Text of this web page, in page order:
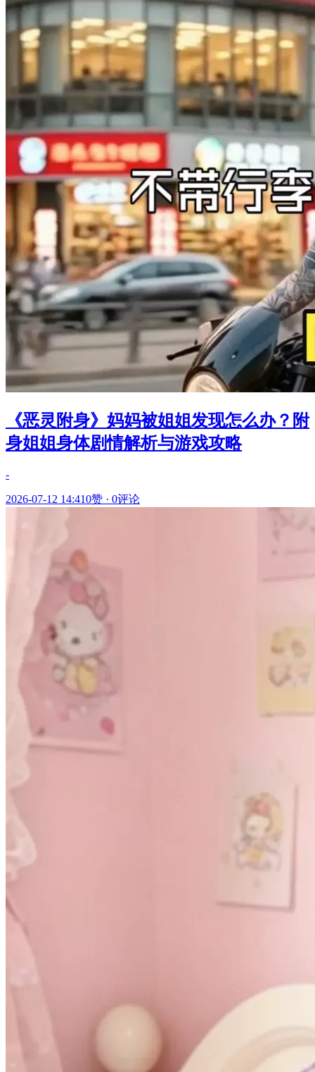
《恶灵附身》妈妈被姐姐发现怎么办？附
身姐姐身体剧情解析与游戏攻略
-
2026-07-12 14:410赞 · 0评论